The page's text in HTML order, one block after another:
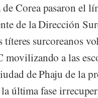
Corea pasaron el
de la Dirección
surcoreanos
a las
de Phaju de la
última fase